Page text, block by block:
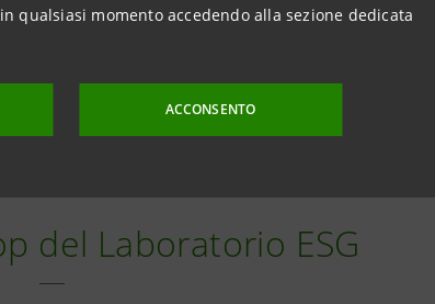
qualsiasi momento accedendo alla sezione dedicata
ACCONSENTO
del Laboratorio ESG